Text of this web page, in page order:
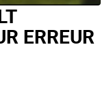
ERREUR